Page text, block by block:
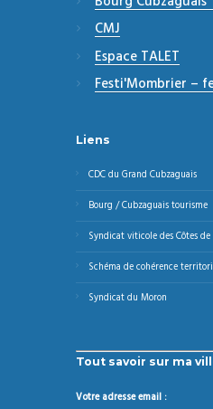
CMJ
Espace TALET
Festi'Mombrier –
Liens
CDC du Grand Cubzaguais
Bourg / Cubzaguais tourisme
Syndicat viticole des Côtes de
Schéma de cohérence
Syndicat du Moron
Tout savoir sur ma
Votre adresse email :